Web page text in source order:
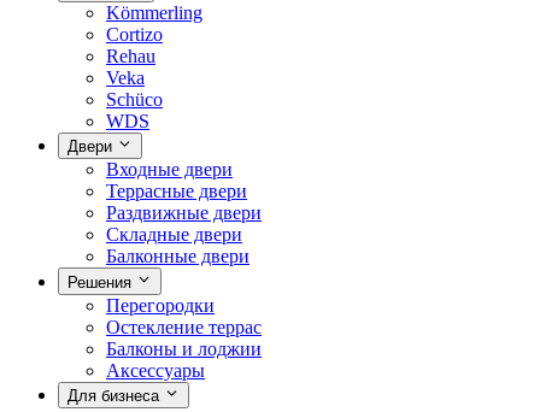
Kömmerling
Cortizo
Rehau
Veka
Schüco
WDS
Двери
Входные двери
Террасные двери
Раздвижные двери
Складные двери
Балконные двери
Решения
Перегородки
Остекление террас
Балконы и лоджии
Аксессуары
Для бизнеса